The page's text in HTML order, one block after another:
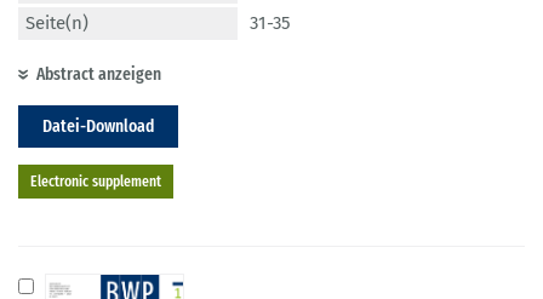
Seite(n)
31-35
Abstract anzeigen
Datei-Download
Electronic supplement